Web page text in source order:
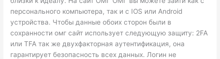
персонального компьютера, так и с IOS или Android
устройства. Чтобы данные обоих сторон были в
сохранности омг сайт использует следующую защиту: 2FA
или TFA так же двухфакторная аутентификация, она
гарантирует безопасность всех данных. Логин не